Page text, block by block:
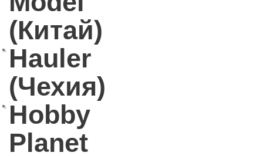
(Китай)
Hauler
(Чехия)
Hobby
Planet